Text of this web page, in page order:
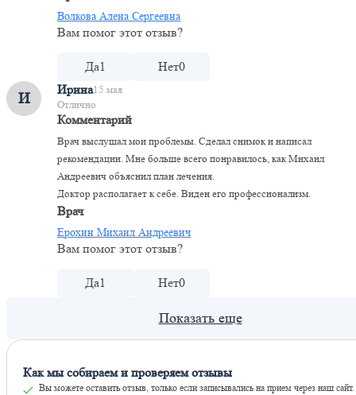
Волкова Алена Сергеевна
Вам помог этот отзыв?
Да1 Нет0
И Ирина15 мая
Отлично
Комментарий
Врач выслушал мои проблемы. Сделал снимок и написал
рекомендации. Мне больше всего понравилось, как Михаил
Андреевич объяснил план лечения.
Доктор располагает к себе. Виден его профессионализм.
Врач
Ерохин Михаил Андреевич
Вам помог этот отзыв?
Да1 Нет0
Как мы собираем и проверяем отзывы
Вы можете оставить отзыв, только если записывались на прием через наш сайт.